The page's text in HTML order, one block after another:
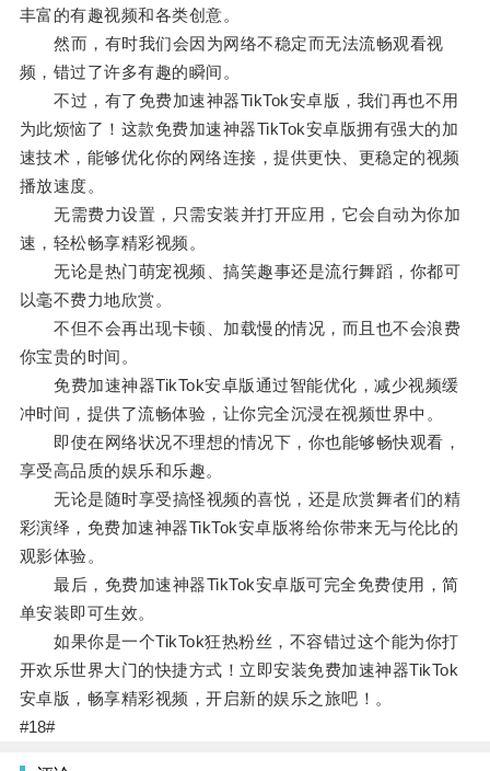
丰富的有趣视频和各类创意。
然而，有时我们会因为网络不稳定而无法流畅观看视
频，错过了许多有趣的瞬间。
不过，有了免费加速神器TikTok安卓版，我们再也不用
为此烦恼了！这款免费加速神器TikTok安卓版拥有强大的加
速技术，能够优化你的网络连接，提供更快、更稳定的视频
播放速度。
无需费力设置，只需安装并打开应用，它会自动为你加
速，轻松畅享精彩视频。
无论是热门萌宠视频、搞笑趣事还是流行舞蹈，你都可
以毫不费力地欣赏。
不但不会再出现卡顿、加载慢的情况，而且也不会浪费
你宝贵的时间。
免费加速神器TikTok安卓版通过智能优化，减少视频缓
冲时间，提供了流畅体验，让你完全沉浸在视频世界中。
即使在网络状况不理想的情况下，你也能够畅快观看，
享受高品质的娱乐和乐趣。
无论是随时享受搞怪视频的喜悦，还是欣赏舞者们的精
彩演绎，免费加速神器TikTok安卓版将给你带来无与伦比的
观影体验。
最后，免费加速神器TikTok安卓版可完全免费使用，简
单安装即可生效。
如果你是一个TikTok狂热粉丝，不容错过这个能为你打
开欢乐世界大门的快捷方式！立即安装免费加速神器TikTok
安卓版，畅享精彩视频，开启新的娱乐之旅吧！。
#18#